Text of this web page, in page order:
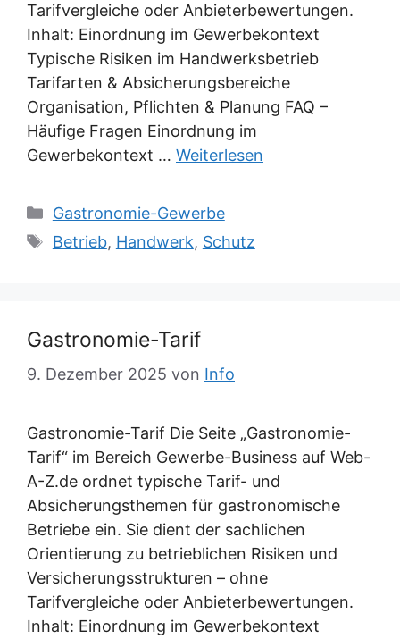
Tarifvergleiche oder Anbieterbewertungen.
Inhalt: Einordnung im Gewerbekontext
Typische Risiken im Handwerksbetrieb
Tarifarten & Absicherungsbereiche
Organisation, Pflichten & Planung FAQ –
Häufige Fragen Einordnung im
Gewerbekontext … Weiterlesen
Kategorien
Gastronomie-Gewerbe
Schlagwörter
Betrieb, Handwerk, Schutz
Gastronomie-Tarif
9. Dezember 2025 von Info
Gastronomie-Tarif Die Seite „Gastronomie-
Tarif“ im Bereich Gewerbe-Business auf Web-
A-Z.de ordnet typische Tarif- und
Absicherungsthemen für gastronomische
Betriebe ein. Sie dient der sachlichen
Orientierung zu betrieblichen Risiken und
Versicherungsstrukturen – ohne
Tarifvergleiche oder Anbieterbewertungen.
Inhalt: Einordnung im Gewerbekontext